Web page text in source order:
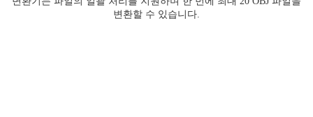
변환할 수 있습니다.